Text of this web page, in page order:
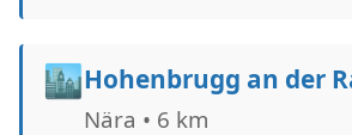
🏙️Hohenbrugg an der
Nära • 6 km